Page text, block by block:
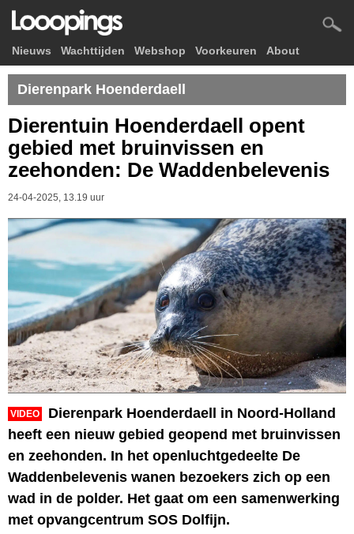
Nieuws Wachttijden Webshop Voorkeuren About
Dierenpark Hoenderdaell
Dierentuin Hoenderdaell opent
gebied met bruinvissen en
zeehonden: De Waddenbelevenis
24-04-2025, 13.19 uur
VIDEO
Dierenpark Hoenderdaell in Noord-Holland
heeft een nieuw gebied geopend met bruinvissen
en zeehonden. In het openluchtgedeelte De
Waddenbelevenis wanen bezoekers zich op een
wad in de polder. Het gaat om een samenwerking
met opvangcentrum SOS Dolfijn.